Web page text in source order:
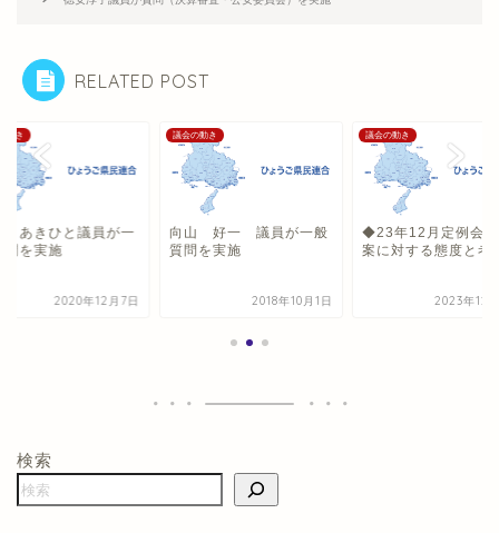
RELATED POST
動き
あきひと議員が一
問を実施
2020年12月7日
議会の動き
向山 好一 議員が一般
質問を実施
2018年10月1日
議会の動き
◆23年12月定例会
案に対する態度と考
2023年12
検索